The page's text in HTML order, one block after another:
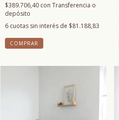
$389.706,40 con Transferencia o
depósito
6 cuotas sin interés de $81.188,83
COMPRAR